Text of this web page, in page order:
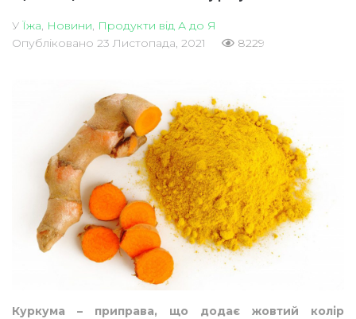
У Їжа Новини Продукти від А до Я
Опубліковано 23 Листопада, 2021 8229
Куркума – приправа, що додає жовтий колір